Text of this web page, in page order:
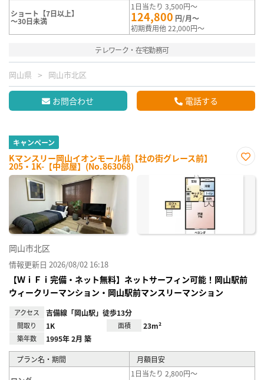
ショート【7日以上】
～30日未満
1日当たり 3,500円～
124,800 円/月～
初期費用他 22,000円～
テレワーク・在宅勤務可
岡山県 岡山市北区
お問合わせ 電話する
キャンペーン
Kマンスリー岡山イオンモール前【社の街グレース前】
205・1K-【中部屋】(No.863068)
に入
岡山市北区
情報更新日 2026/08/02 16:18
【ＷｉＦｉ完備・ネット無料】ネットサーフィン可能！岡山駅前
ウィークリーマンション・岡山駅前マンスリーマンション
アクセス 吉備線「岡山駅」徒歩13分
間取り 1K 面積 23m²
築年数 1995年 2月 築
プラン名・期間 月額目安
1日当たり 2,800円～